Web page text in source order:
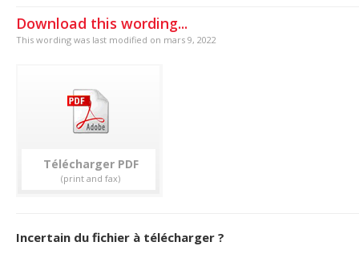
Download this wording...
This wording was last modified on mars 9, 2022
Télécharger
Incertain du fichier à télécharger ?